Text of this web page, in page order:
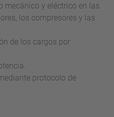
mecánico y eléctrico en las
los compresores y las
de los cargos por
protocolo de